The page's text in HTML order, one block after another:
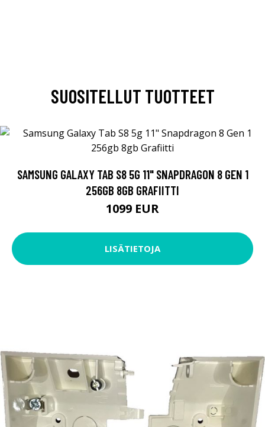
SUOSITELLUT TUOTTEET
SAMSUNG GALAXY TAB S8 5G 11" SNAPDRAGON 8 GEN 1
256GB 8GB GRAFIITTI
1099 EUR
LISÄTIETOJA